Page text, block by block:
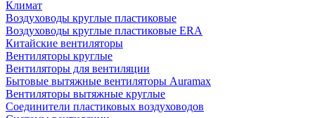
Климат
Воздуховоды круглые пластиковые
Воздуховоды круглые пластиковые ERA
Китайские вентиляторы
Вентиляторы круглые
Вентиляторы для вентиляции
Бытовые вытяжные вентиляторы Auramax
Вентиляторы вытяжные круглые
Соединители пластиковых воздуховодов